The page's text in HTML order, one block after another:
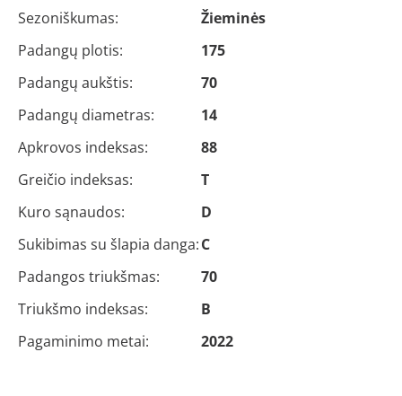
Sezoniškumas:
Žieminės
Padangų plotis:
175
Padangų aukštis:
70
Padangų diametras:
14
Apkrovos indeksas:
88
Greičio indeksas:
T
Kuro sąnaudos:
D
Sukibimas su šlapia danga:C
Padangos triukšmas:
70
Triukšmo indeksas:
B
Pagaminimo metai:
2022